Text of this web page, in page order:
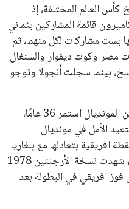
العالم المختلفة، إذ
قائمة المشاركين بثماني
بست مشاركات لكل منهما، ثم
مصر وكوت ديفوار والسنغال
بينما سجلت أنجولا وتوجو
عانت القارة لفترة طويلة من غيابها عن المونديال استمر 36 عامًا،
لتعيد الأمل في مونديال
نقطة افريقية بتعادلها مع بلغاريا
1-1. ومع تطور كرة القدم الأفريقية، شهدت نسخة الأرجنتين 1978
افريقي في البطولة بعد